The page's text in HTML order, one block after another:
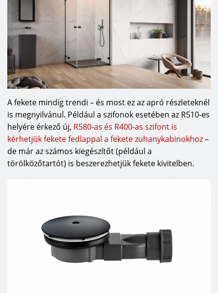
A fekete mindig trendi – és most ez az apró részleteknél
is megnyilvánul. Például a szifonok esetében az R510-es
helyére érkező új, R580-as és R400-as szifont is
kérhetjük fekete fedlappal a fekete zuhanykabinokhoz–
de már az számos kiegészítőt (például a
törölközőtartót) is beszerezhetjük fekete kivitelben.